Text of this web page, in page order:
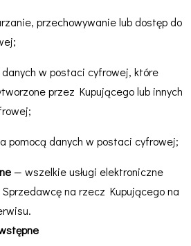
przechowywanie lub dostęp do
w postaci cyfrowej, które
przez Kupującego lub innych
pomocą danych w postaci cyfrowej;
— wszelkie usługi elektroniczne
na rzecz Kupującego na